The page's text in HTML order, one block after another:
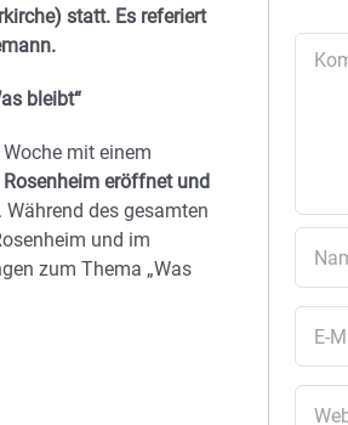
statt. Es referiert
bleibt“
mit einem
eröffnet und
Während des gesamten
und im
zum Thema „Was